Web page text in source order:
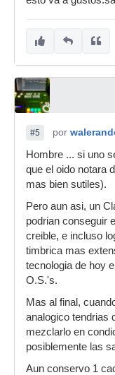
#5 por
Hombre ... si uno
que el oido notara
mas bien sutiles).
Pero aun asi, un
podrian conseguir
creible, e incluso
timbrica mas
tecnologia de hoy
O.S.'s.
Mas al final,
analogico tendrias
mezclarlo en
posiblemente las
Aun conservo 1